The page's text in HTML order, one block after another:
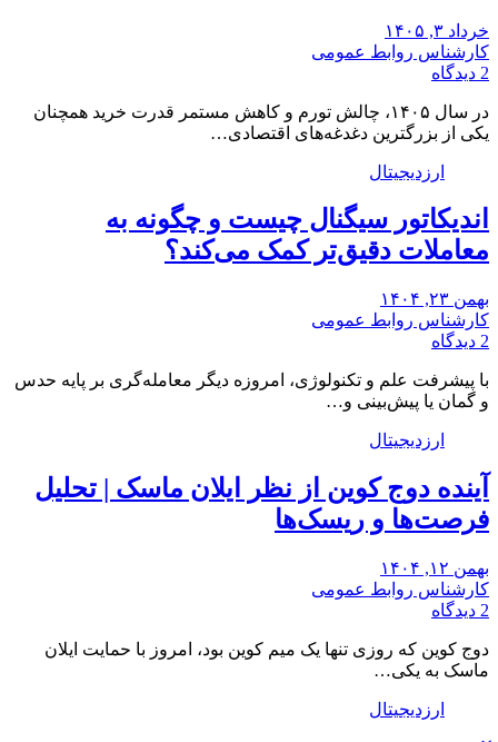
خرداد ۳, ۱۴۰۵
کارشناس روابط عمومی
2 دیدگاه
در سال ۱۴۰۵، چالش تورم و کاهش مستمر قدرت خرید همچنان
یکی از بزرگترین دغدغه‌های اقتصادی…
ارزدیجیتال
اندیکاتور سیگنال چیست و چگونه به
معاملات دقیق‌تر کمک می‌کند؟
بهمن ۲۳, ۱۴۰۴
کارشناس روابط عمومی
2 دیدگاه
با پیشرفت علم و تکنولوژی، امروزه دیگر معامله‌گری بر پایه حدس
و گمان یا پیش‌بینی و…
ارزدیجیتال
آینده دوج کوین از نظر ایلان ماسک | تحلیل
فرصت‌ها و ریسک‌ها
بهمن ۱۲, ۱۴۰۴
کارشناس روابط عمومی
2 دیدگاه
دوج کوین که روزی تنها یک میم کوین بود، امروز با حمایت ایلان
ماسک به یکی…
ارزدیجیتال